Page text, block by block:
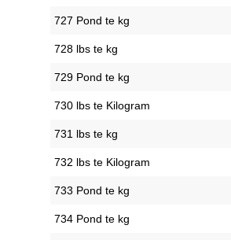
727 Pond te kg
728 lbs te kg
729 Pond te kg
730 lbs te Kilogram
731 lbs te kg
732 lbs te Kilogram
733 Pond te kg
734 Pond te kg